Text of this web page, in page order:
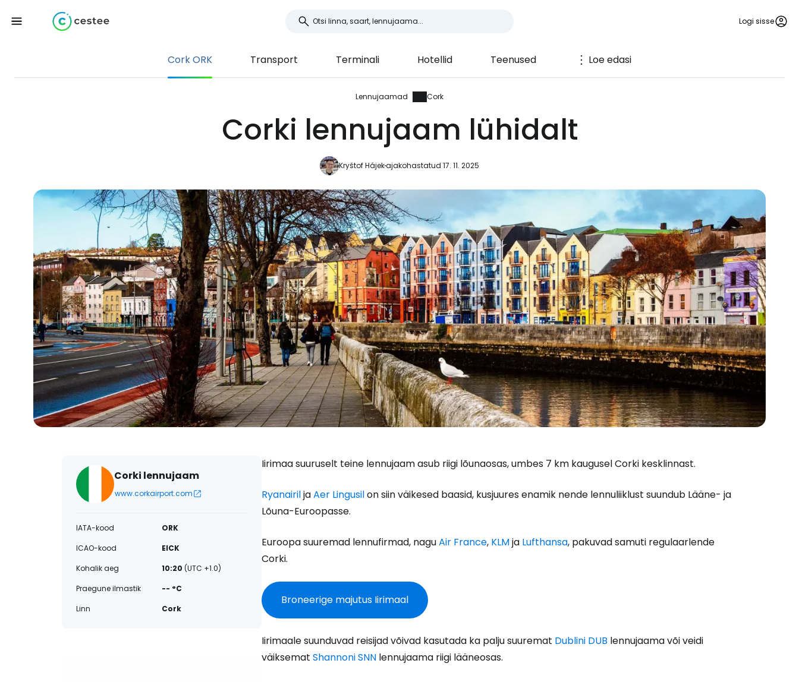
Logi sisse
Cork ORK Transport Terminali Hotellid Teenused Loe edasi
Lennujaamad Cork
Corki lennujaam lühidalt
Kryštof Hájekajakohastatud 17. 11. 2025
Corki lennujaam
www.corkairport.com
IATA-kood
ORK
ICAO-kood
EICK
Kohalik aeg
10:20 (UTC +1.0)
Praegune ilmastik
-- °C
Linn
Cork
Iirimaa suuruselt teine lennujaam asub riigi lõunaosas, umbes 7 km kaugusel Corki kesklinnast.
RyanairiljaAer Lingusilon siin väikesed baasid, kusjuures enamik nende lennuliiklust suundub Lääne- ja
Lõuna-Euroopasse.
Euroopa suuremad lennufirmad, naguAir France, KLMja Lufthansa, pakuvad samuti regulaarlende
Corki.
Broneerige majutus Iirimaal
Iirimaale suunduvad reisijad võivad kasutada ka palju suuremat Dublini DUB lennujaama või veidi
väiksemat Shannoni SNN lennujaama riigi lääneosas.
Logi sisse Cestee'sse
... ülemaailmne reisikogukond